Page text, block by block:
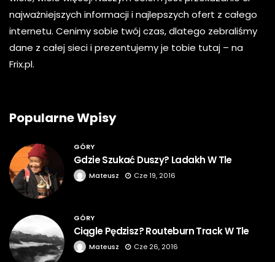
najważniejszych informacji i najlepszych ofert z całego
internetu. Cenimy sobie twój czas, dlatego zebraliśmy
dane z całej sieci i prezentujemy je tobie tutaj – na
Frix.pl.
Popularne Wpisy
GÓRY
Gdzie Szukać Duszy? Ladakh W Tle
Mateusz Cze 19, 2016
GÓRY
Ciągle Pędzisz? Routeburn Track W Tle
Mateusz Cze 26, 2016